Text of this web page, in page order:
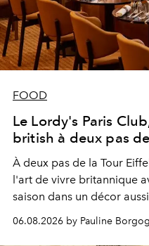
FOOD
Le Lordy's Paris
british à deux pas
À deux pas de la Tour
l'art de vivre britannique
saison dans un décor
06.08.2026 by Pauline